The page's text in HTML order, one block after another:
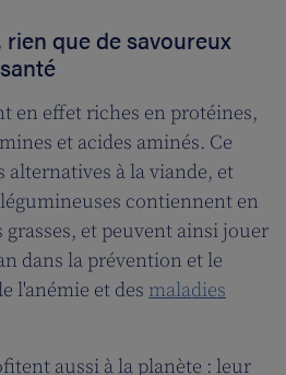
que de savoureux
en effet riches en protéines,
et acides aminés. Ce
alternatives à la viande, et
contiennent en
et peuvent ainsi jouer
dans la prévention et le
l'anémie et des maladies
aussi à la planète : leur